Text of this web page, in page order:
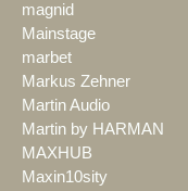
magnid
Mainstage
marbet
Markus Zehner
Martin Audio
Martin by HARMAN
MAXHUB
Maxin10sity